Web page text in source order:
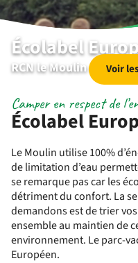
Écolabel
RCN le Moulin de laVoir
Écolabel
Camper en respect de
Le Moulin utilise 100%
de limitation d’eau
se remarque pas car les
détriment du confort. La
demandons est de trier
ensemble au maintien de
environnement. Le parc-
Européen.